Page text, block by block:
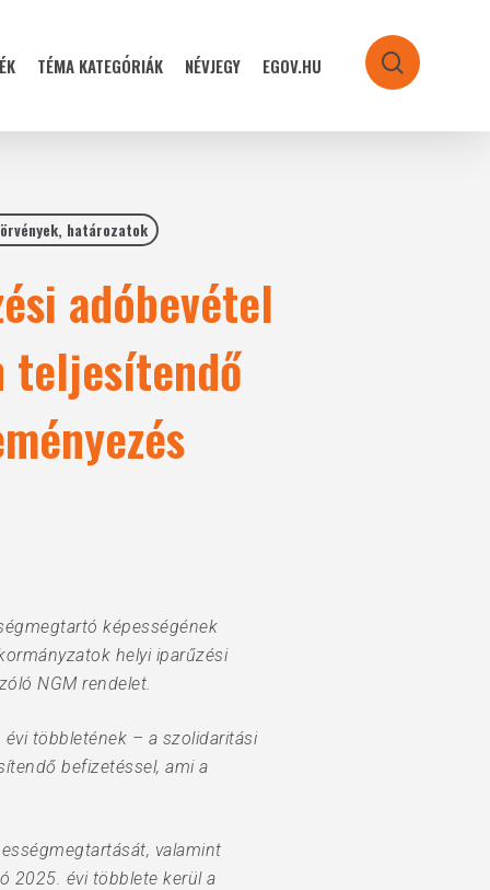
TÉMA KATEGÓRIÁK NÉVJEGY EGOV.HU search
határozatok
adóbevétel
teljesítendő
képességének
helyi iparűzési
NGM rendelet.
többletének – a szolidaritási
befizetéssel, ami a
valamint
2025. évi többlete kerül a